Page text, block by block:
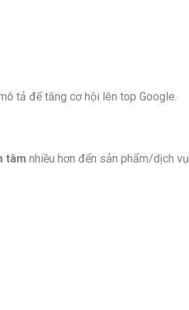
tả để tăng cơ hội lên top Google.
tâm nhiều hơn đến sản phẩm/dịch vụ.